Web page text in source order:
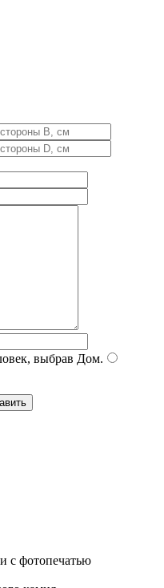
выбрав Дом.
с фотопечатью